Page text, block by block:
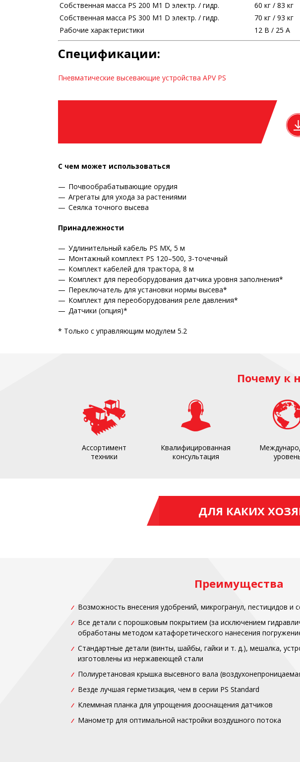
Собственная масса PS 200 M1 D электр. / гидр.
60 кг / 83 кг
Собственная масса PS 300 M1 D электр. / гидр.
70 кг / 93 кг
Рабочие характеристики
12 В / 25 А
Спецификации:
Пневматические высевающие устройства APV PS
С чем может использоваться
Почвообрабатывающие орудия
Агрегаты для ухода за растениями
Сеялка точного высева
Принадлежности
Удлинительный кабель PS MX, 5 м
Монтажный комплект PS 120–500, 3-точечный
Комплект кабелей для трактора, 8 м
Комплект для переоборудования датчика уровня заполнения*
Переключатель для установки нормы высева*
Комплект для переоборудования реле давления*
Датчики (опция)*
* Только с управляющим модулем 5.2
Почему к
Ассортимент
техники
Квалифицированная
консультация
ДЛЯ КАКИХ
Преимущества
Возможность внесения удобрений, микрогранул, пестицидов и
Все детали с порошковым покрытием (за исключением
обработаны методом катафоретического нанесения
Стандартные детали (винты, шайбы, гайки и т. д.), мешалка,
изготовлены из нержавеющей стали
Полиуретановая крышка высевного вала
Везде лучшая герметизация, чем в серии PS Standard
Клеммная планка для упрощения дооснащения датчиков
Манометр для оптимальной настройки воздушного потока